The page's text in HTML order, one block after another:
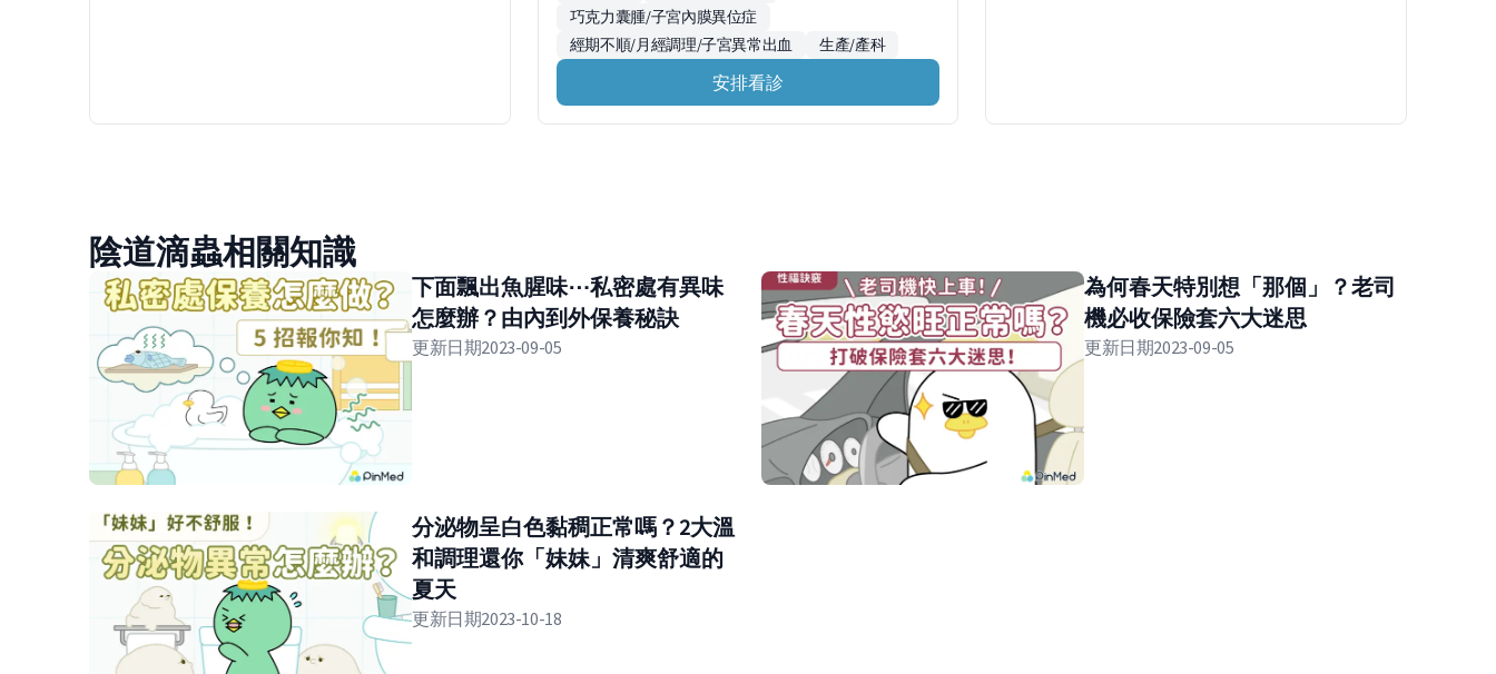
巧克力囊腫/子宮內膜異位症
經期不順/月經調理/子宮異常出血
生產/產科
安排看診
陰道滴蟲相關知識
下面飄出魚腥味⋯私密處有異味
怎麼辦？由內到外保養秘訣
更新日期2023-09-05
為何春天特別想「那個」？老司
機必收保險套六大迷思
更新日期2023-09-05
分泌物呈白色黏稠正常嗎？2大溫
和調理還你「妹妹」清爽舒適的
夏天
更新日期2023-10-18